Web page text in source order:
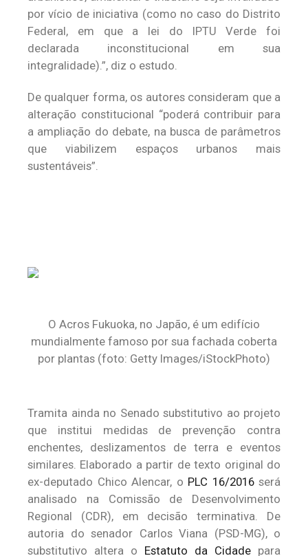
por vício de iniciativa (como no caso do Distrito
Federal, em que a lei do IPTU Verde foi
declarada inconstitucional em sua
integralidade).”, diz o estudo.
De qualquer forma, os autores consideram que a
alteração constitucional “poderá contribuir para
a ampliação do debate, na busca de parâmetros
que viabilizem espaços urbanos mais
sustentáveis”.
O Acros Fukuoka, no Japão, é um edifício
mundialmente famoso por sua fachada coberta
por plantas (foto: Getty Images/iStockPhoto)
Tramita ainda no Senado substitutivo ao projeto
que institui medidas de prevenção contra
enchentes, deslizamentos de terra e eventos
similares. Elaborado a partir de texto original do
ex-deputado Chico Alencar, o PLC 16/2016será
analisado na Comissão de Desenvolvimento
Regional (CDR), em decisão terminativa. De
autoria do senador Carlos Viana (PSD-MG), o
substitutivo altera o Estatuto da Cidade para